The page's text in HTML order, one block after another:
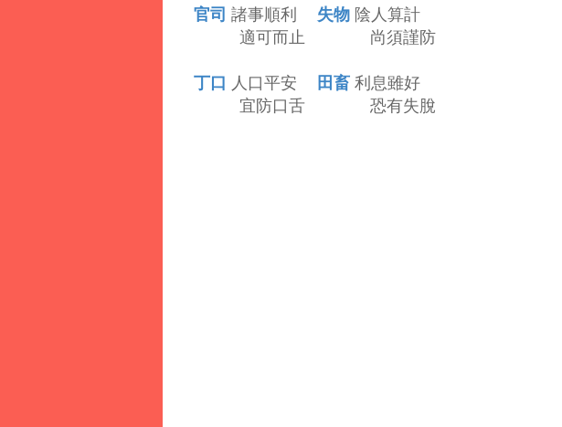
官司 諸事順利 失物 陰人算計
適可而止 尚須謹防
丁口 人口平安 田畜 利息雖好
宜防口舌 恐有失脫